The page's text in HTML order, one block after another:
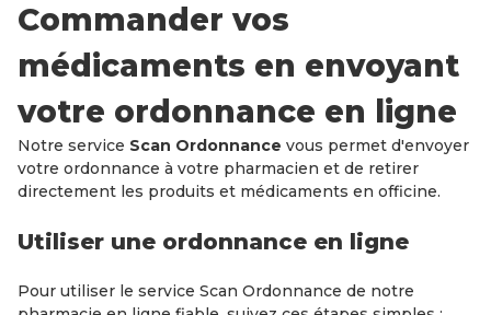
Commander vos
médicaments en envoyant
votre ordonnance en ligne
Notre service Scan Ordonnance vous permet d'envoyer
votre ordonnance à votre pharmacien et de retirer
directement les produits et médicaments en officine.
Utiliser une ordonnance en ligne
Pour utiliser le service Scan Ordonnance de notre